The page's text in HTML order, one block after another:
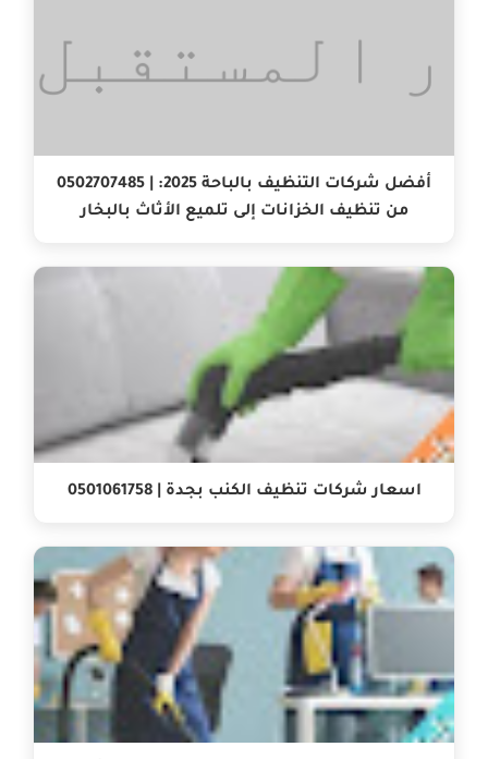
أفضل شركات التنظيف بالباحة 2025: | 0502707485
من تنظيف الخزانات إلى تلميع الأثاث بالبخار
اسعار شركات تنظيف الكنب بجدة | 0501061758